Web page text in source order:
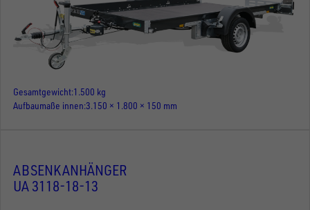
Gesamtgewicht 1.500 kg
Aufbaumaße innen 3.150 × 1.800 × 150 mm
ABSENKANHÄNGER
UA 3118-18-13